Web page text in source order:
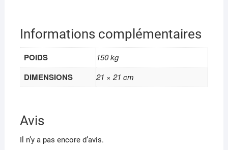
Informations complémentaires
POIDS 150 kg
DIMENSIONS 21 × 21 cm
Avis
Il n’y a pas encore d’avis.